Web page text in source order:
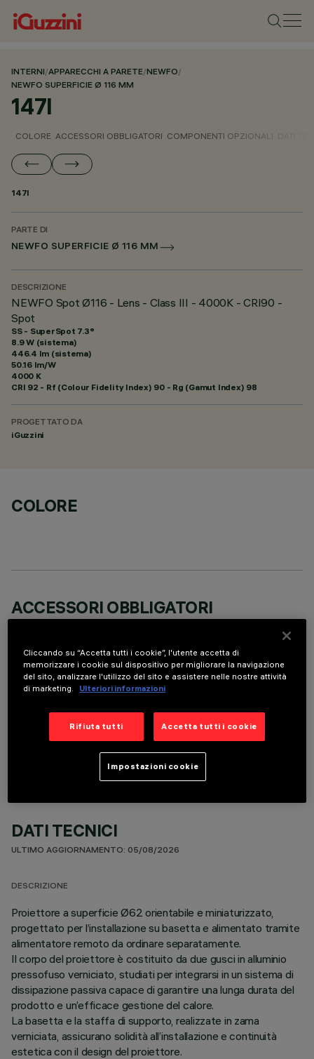
INTERNI/APPARECCHI A PARETE/NEWFO/
NEWFO SUPERFICIE Ø 116 MM
147I
COLORE ACCESSORI OBBLIGATORI COMPONENTI OPZIONALI
147I
PARTE DI
NEWFO SUPERFICIE Ø 116 MM
DESCRIZIONE
NEWFO Spot Ø116 - Lens - Class III - 4000K - CRI90 -
Spot
SS - SuperSpot 7.3°
8.9 W (sistema)
446.4 lm (sistema)
50.16 lm/W
4000 K
CRI 92 - Rf (Colour Fidelity Index) 90 - Rg (Gamut Index) 98
PROGETTATO DA
iGuzzini
COLORE
ACCESSORI OBBLIGATORI
È necessario ordinare uno degli accessori obbligatori per installare e utilizzare correttamente il
COMPONENTI OPZIONALI
DATI TECNICI
ULTIMO AGGIORNAMENTO: 05/08/2026
DESCRIZIONE
Proiettore a superficie Ø62 orientabile e miniaturizzato,
progettato per l’installazione su basetta e alimentato tramite
alimentatore remoto da ordinare separatamente.
Il corpo del proiettore è costituito da due gusci in alluminio
pressofuso verniciato, studiati per integrarsi in un sistema di
dissipazione passiva capace di garantire una lunga durata del
prodotto e un’efficace gestione del calore.
La basetta e la staffa di supporto, realizzate in zama
verniciata, assicurano solidità all’installazione e continuità
estetica con il design del proiettore.
Cliccando su “Accetta tutti i cookie”, l'utente accetta di
memorizzare i cookie sul dispositivo per migliorare la navigazione
del sito, analizzare l'utilizzo del sito e assistere nelle nostre attività
di marketing.
Ulteriori informazioni
Rifiuta tutti Accetta tutti i cookie
Impostazioni cookie